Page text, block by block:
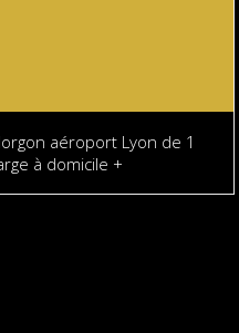
aéroport Lyon de 1
à domicile +